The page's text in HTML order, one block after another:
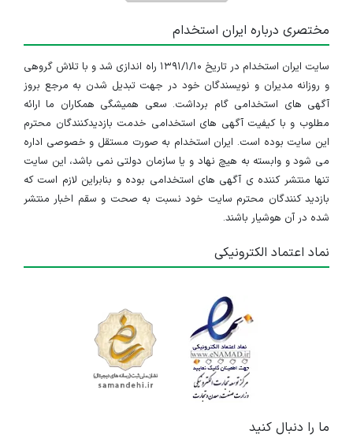
مختصری درباره ایران استخدام
سایت ایران استخدام در تاریخ ۱۳۹۱/۱/۱۰ راه اندازی شد و با تلاش گروهی
و روزانه مدیران و نویسندگان خود در جهت تبدیل شدن به مرجع بروز
آگهی های استخدامی گام برداشت. سعی همیشگی همکاران ما ارائه
مطلوب و با کیفیت آگهی های استخدامی خدمت بازدیدکنندگان محترم
این سایت بوده است. ایران استخدام به صورت مستقل و خصوصی اداره
می شود و وابسته به هیچ نهاد و یا سازمان دولتی نمی باشد، این سایت
تنها منتشر کننده ی آگهی های استخدامی بوده و بنابراین لازم است که
بازدید کنندگان محترم سایت خود نسبت به صحت و سقم اخبار منتشر
شده در آن هوشیار باشند.
نماد اعتماد الکترونیکی
ما را دنبال کنید